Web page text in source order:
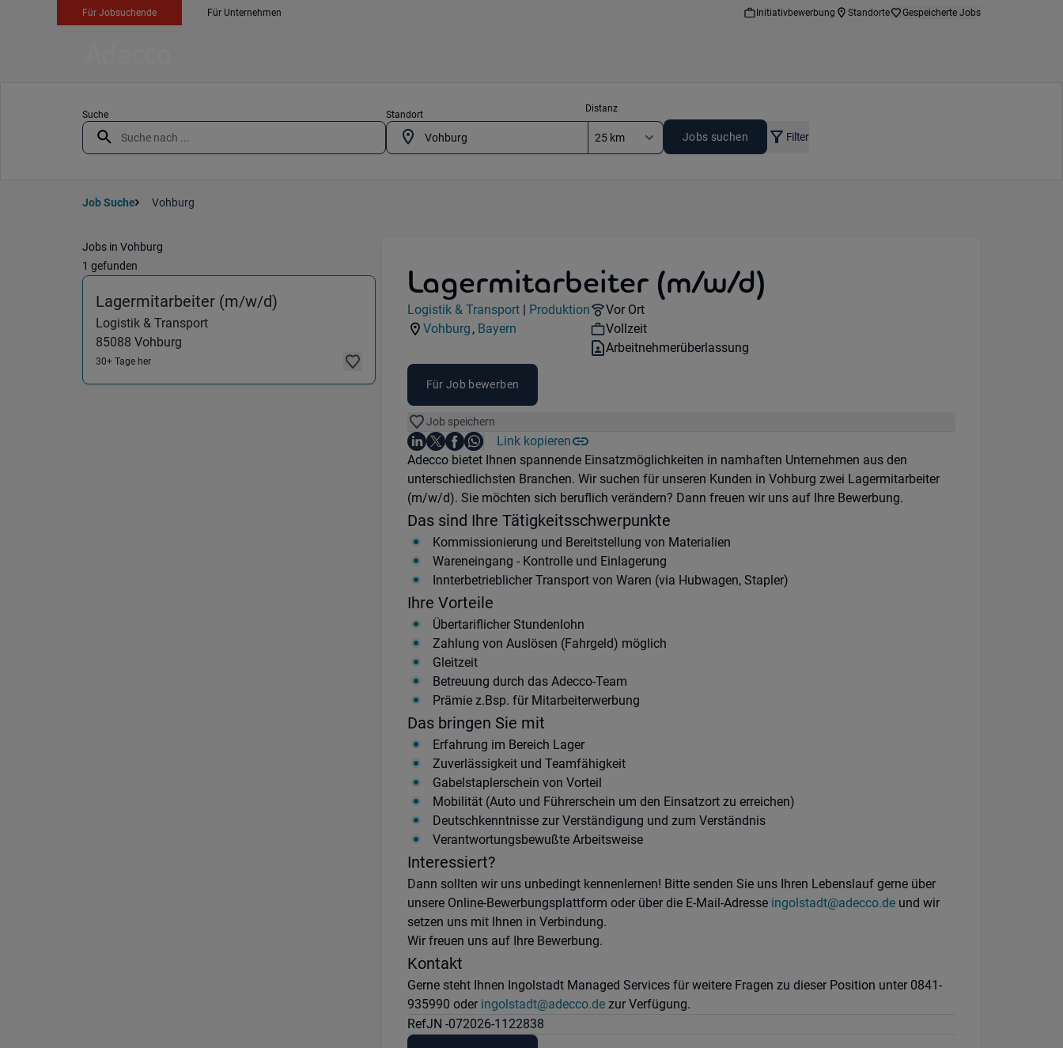
Für Jobsuchende Für Unternehmen Initiativbewerbung Standorte Gespeicherte Jobs
Suche Standort
Distanz
Jobs suchen Filter
Job Suche Vohburg
Jobs in Vohburg
1 gefunden
Lagermitarbeiter (m/w/d) (Logistik & Transport) in 85088 Vohburg
Logistik & Transport
85088 Vohburg
30+ Tage her
Lagermitarbeiter (m/w/d)
Jobdetails
Kategorie:
Logistik & Transport|
Industry:
Produktion
Standorte:
Vohburg ,
Region:
Bayern
Remote Option:
Vor Ort
Workhours:
Vollzeit
Vertragsart:
Arbeitnehmerüberlassung
Für Job bewerben
Job speichern
Teile diesen Job
Auf LinkedIn teilen
Auf X teilen
Auf Facebook teilen
Auf WhatsApp teilen
Link kopieren
Einleitung
Adecco bietet Ihnen spannende Einsatzmöglichkeiten in namhaften Unternehmen aus den
unterschiedlichsten Branchen. Wir suchen für unseren Kunden in Vohburg zwei Lagermitarbeiter
(m/w/d). Sie möchten sich beruflich verändern? Dann freuen wir uns auf Ihre Bewerbung.
Das sind Ihre Tätigkeitsschwerpunkte
Kommissionierung und Bereitstellung von Materialien
Wareneingang - Kontrolle und Einlagerung
Innterbetrieblicher Transport von Waren (via Hubwagen, Stapler)
Ihre Vorteile
Übertariflicher Stundenlohn
Zahlung von Auslösen (Fahrgeld) möglich
Gleitzeit
Betreuung durch das Adecco-Team
Prämie z.Bsp. für Mitarbeiterwerbung
Das bringen Sie mit
Erfahrung im Bereich Lager
Zuverlässigkeit und Teamfähigkeit
Gabelstaplerschein von Vorteil
Mobilität (Auto und Führerschein um den Einsatzort zu erreichen)
Deutschkenntnisse zur Verständigung und zum Verständnis
Verantwortungsbewußte Arbeitsweise
Interessiert?
Dann sollten wir uns unbedingt kennenlernen! Bitte senden Sie uns Ihren Lebenslauf gerne über
unsere Online-Bewerbungsplattform oder über die E-Mail-Adresse ingolstadt@adecco.deund wir
setzen uns mit Ihnen in Verbindung.
Wir freuen uns auf Ihre Bewerbung.
Kontakt
Gerne steht Ihnen Ingolstadt Managed Services für weitere Fragen zu dieser Position unter 0841-
935990 oder ingolstadt@adecco.dezur Verfügung.
RefJN -072026-1122838